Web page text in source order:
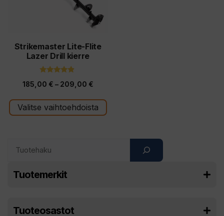
Strikemaster Lite-Flite
Lazer Drill kierre
5:stä
185,00 € – 209,00 €Hintaluokka:
-
Valitse vaihtoehdoista
tuotteen
sivulla.
Search
Tuotemerkit
Tuoteosastot